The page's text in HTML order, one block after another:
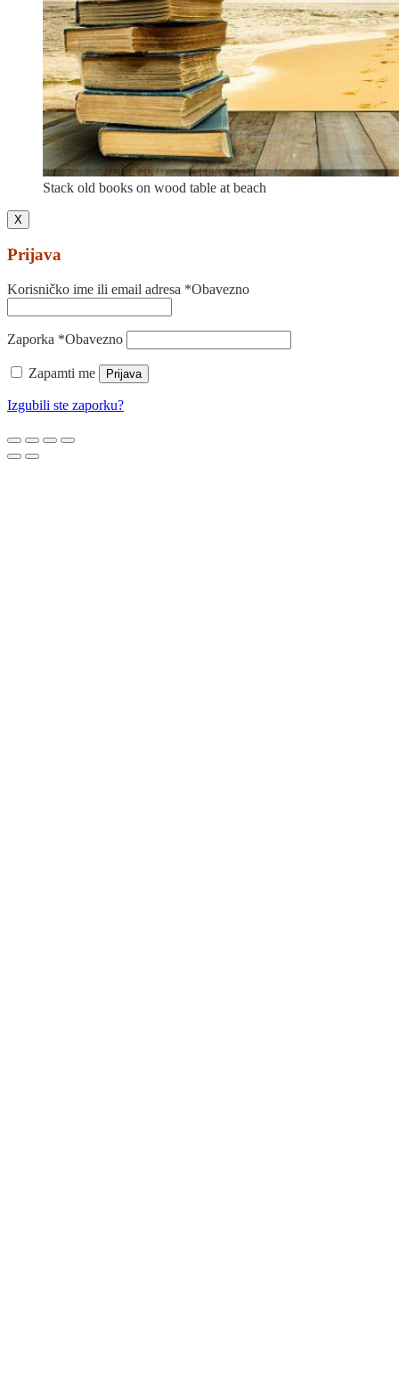
Stack old books on wood table at beach
X
Prijava
Korisničko ime ili email adresa *Obavezno
Zaporka *Obavezno
Zapamti me Prijava
Izgubili ste zaporku?